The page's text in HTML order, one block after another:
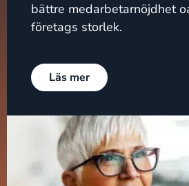
bättre medarbetarnöjdhet
företags storlek.
Läs mer